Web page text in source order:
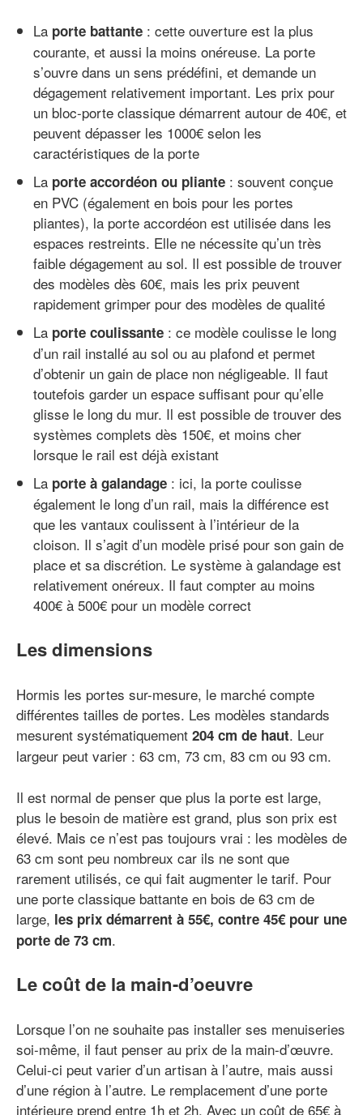
La porte battante : cette ouverture est la plus
courante, et aussi la moins onéreuse. La porte
s’ouvre dans un sens prédéfini, et demande un
dégagement relativement important. Les prix pour
un bloc-porte classique démarrent autour de 40€, et
peuvent dépasser les 1000€ selon les
caractéristiques de la porte
La porte accordéon ou pliante : souvent conçue
en PVC (également en bois pour les portes
pliantes), la porte accordéon est utilisée dans les
espaces restreints. Elle ne nécessite qu’un très
faible dégagement au sol. Il est possible de trouver
des modèles dès 60€, mais les prix peuvent
rapidement grimper pour des modèles de qualité
La porte coulissante : ce modèle coulisse le long
d’un rail installé au sol ou au plafond et permet
d’obtenir un gain de place non négligeable. Il faut
toutefois garder un espace suffisant pour qu’elle
glisse le long du mur. Il est possible de trouver des
systèmes complets dès 150€, et moins cher
lorsque le rail est déjà existant
La porte à galandage : ici, la porte coulisse
également le long d’un rail, mais la différence est
que les vantaux coulissent à l’intérieur de la
cloison. Il s’agit d’un modèle prisé pour son gain de
place et sa discrétion. Le système à galandage est
relativement onéreux. Il faut compter au moins
400€ à 500€ pour un modèle correct
Les dimensions
Hormis les portes sur-mesure, le marché compte
différentes tailles de portes. Les modèles standards
mesurent systématiquement 204 cm de haut. Leur
largeur peut varier : 63 cm, 73 cm, 83 cm ou 93 cm.
Il est normal de penser que plus la porte est large,
plus le besoin de matière est grand, plus son prix est
élevé. Mais ce n’est pas toujours vrai : les modèles de
63 cm sont peu nombreux car ils ne sont que
rarement utilisés, ce qui fait augmenter le tarif. Pour
une porte classique battante en bois de 63 cm de
large, les prix démarrent à 55€, contre 45€ pour une
porte de 73 cm.
Le coût de la main-d’oeuvre
Lorsque l’on ne souhaite pas installer ses menuiseries
soi-même, il faut penser au prix de la main-d’œuvre.
Celui-ci peut varier d’un artisan à l’autre, mais aussi
d’une région à l’autre. Le remplacement d’une porte
intérieure prend entre 1h et 2h. Avec un coût de 65€ à